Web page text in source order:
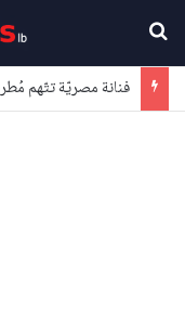
فنانة مصريّة تتّهم